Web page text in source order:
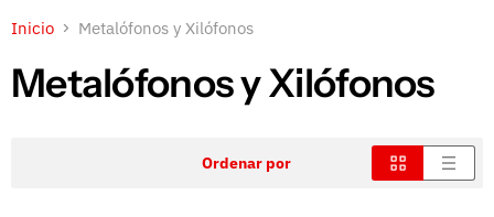
Inicio Metalófonos y Xilófonos
Metalófonos y Xilófonos
Ordenar por